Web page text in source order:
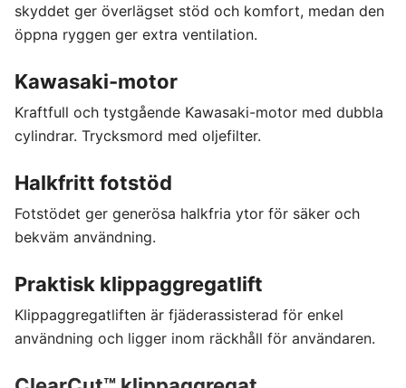
skyddet ger överlägset stöd och komfort, medan den
öppna ryggen ger extra ventilation.
Kawasaki-motor
Kraftfull och tystgående Kawasaki-motor med dubbla
cylindrar. Trycksmord med oljefilter.
Halkfritt fotstöd
Fotstödet ger generösa halkfria ytor för säker och
bekväm användning.
Praktisk klippaggregatlift
Klippaggregatliften är fjäderassisterad för enkel
användning och ligger inom räckhåll för användaren.